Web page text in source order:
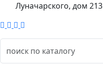
Луначарского, дом 213